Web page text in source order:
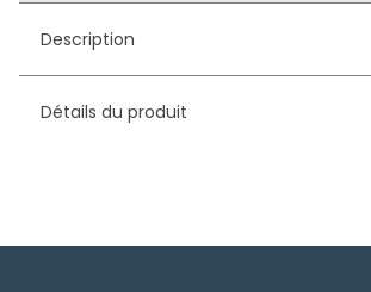
Description
Détails du produit